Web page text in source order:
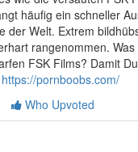
häufig ein schneller
der Welt. Extrem
rangenommen.
FSK Films? Damit
https://pornboobs.com/
Who Upvoted